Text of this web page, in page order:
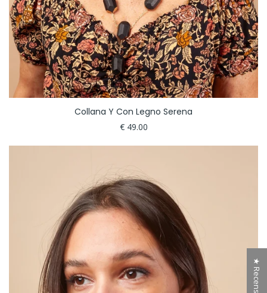
Collana Y Con Legno Serena
€ 49.00
★ Recensioni